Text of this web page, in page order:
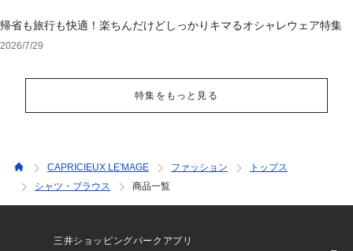
帰省も旅行も快適！楽ちんだけどしっかりキマるオシャレウェア特集
2026/7/29
特集をもっと見る
CAPRICIEUX LE'MAGE ファッション
トップス
シャツ・ブラウス
商品一覧
三井ショッピングパークアプリ